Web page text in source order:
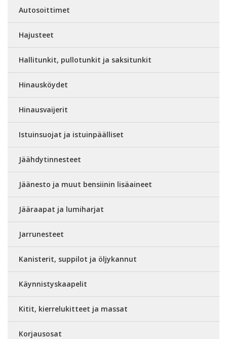
Autosoittimet
Hajusteet
Hallitunkit, pullotunkit ja saksitunkit
Hinausköydet
Hinausvaijerit
Istuinsuojat ja istuinpäälliset
Jäähdytinnesteet
Jäänesto ja muut bensiinin lisäaineet
Jääraapat ja lumiharjat
Jarrunesteet
Kanisterit, suppilot ja öljykannut
Käynnistyskaapelit
Kitit, kierrelukitteet ja massat
Korjausosat